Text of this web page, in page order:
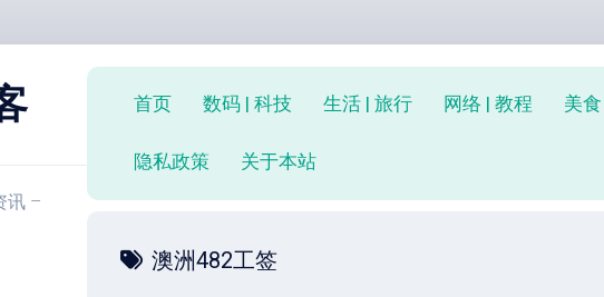
讯 –
首页 数码 | 科技 生活 | 旅行 网络 | 教程 美
隐私政策 关于本站
澳洲482工签